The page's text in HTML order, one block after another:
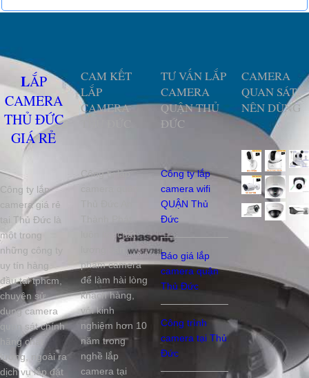
LẮP
CAMERA
THỦ ĐỨC
GIÁ RẺ
Công ty lắp
camera giá rẻ
tại Thủ Đức là
một trong
những công ty
uy tín hàng
đầu tại tphcm,
chuyên sử
dụng camera
quan sát chính
hãng chất
lượng, ngoài ra
dịch vụ lắp đặt
CAM KẾT
LẮP
CAMERA
Công ty lắp
luôn lấy chất
phẩm camera
để làm hài lòng
khách hàng,
với kinh
nghiệm hơn 10
năm trong
nghề lắp
camera tại
TƯ VẤN LẮP
CAMERA
QUẬN THỦ
ĐỨC
Công ty lắp
camera wifi
QUẬN Thủ
Đức
Báo giá lắp
camera quận
Thủ Đức
Công trình
camera tại Thủ
Đức
CAMERA
QUAN SÁT
NÊN DÙNG